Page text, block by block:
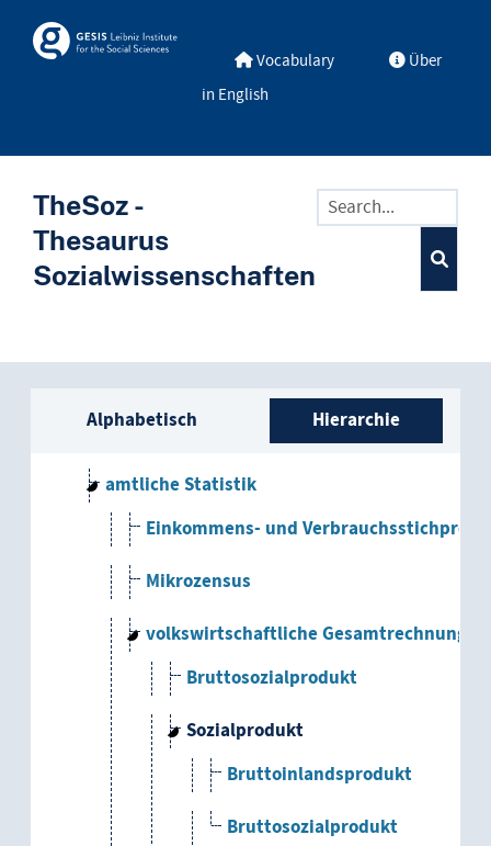
Skosmos Vocabulary
Über
in English
TheSoz -
Thesaurus
Sozialwissenschaften
Seitenleisten-Liste:
Alphabetisch
Hierarchie
amtliche Statistik
Einkommens- und Verbrauchsstichprobe
Mikrozensus
volkswirtschaftliche Gesamtrechnung
Bruttosozialprodukt
Sozialprodukt
Bruttoinlandsprodukt
Bruttosozialprodukt